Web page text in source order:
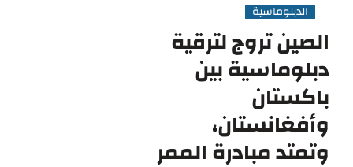
الدبلوماسية
الصين تروج لترقية
دبلوماسية بين
باكستان
وأفغانستان،
وتمتد مبادرة الممر